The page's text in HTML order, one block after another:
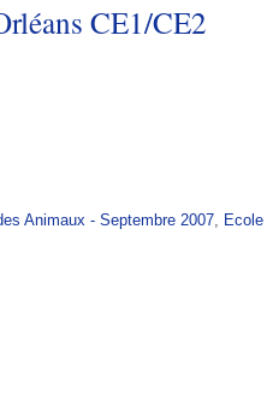
CE1/CE2
Animaux - Septembre 2007